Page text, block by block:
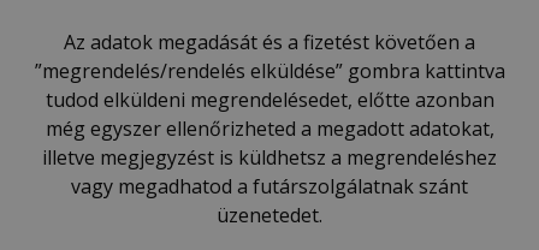
Az adatok megadását és a fizetést követően a
”megrendelés/rendelés elküldése” gombra kattintva
tudod elküldeni megrendelésedet, előtte azonban
még egyszer ellenőrizheted a megadott adatokat,
illetve megjegyzést is küldhetsz a megrendeléshez
vagy megadhatod a futárszolgálatnak szánt
üzenetedet.